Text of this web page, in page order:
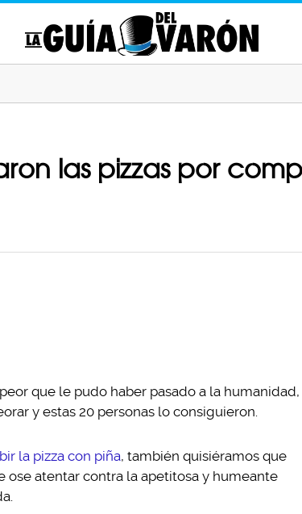
las pizzas por
que le pudo haber pasado a la humanidad,
y estas 20 personas lo consiguieron.
la pizza con piña, también quisiéramos que
ose atentar contra la apetitosa y humeante